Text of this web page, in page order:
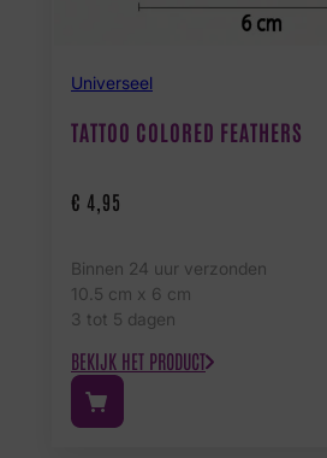
Universeel
TATTOO COLORED FEATHERS
€ 4,95
Binnen 24 uur verzonden
10.5 cm x 6 cm
3 tot 5 dagen
BEKIJK HET PRODUCT